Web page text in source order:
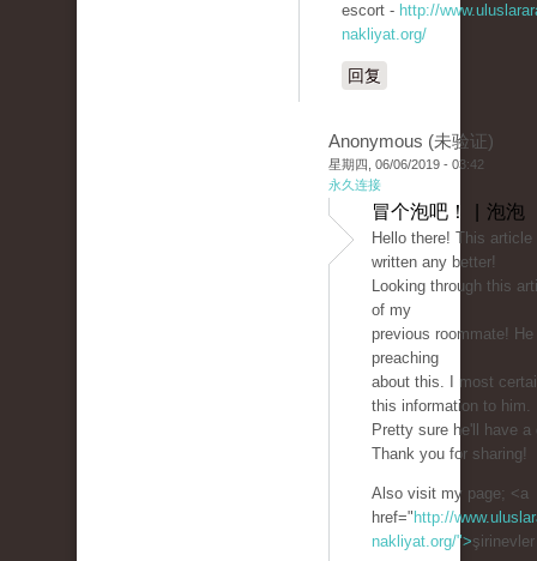
escort - http://
nakliyat.org/
回复
Anonymous (未验证)
星期四, 06/06/2019 - 03:42
永久连接
冒个泡吧！ | 泡泡
Hello there! This
written any better!
Looking through this
of my
previous roommate!
preaching
about this. I most
this information to him.
Pretty sure he'll have a
Thank you for sharing!
Also visit my page; <a
href=" http://
nakliyat.org/">